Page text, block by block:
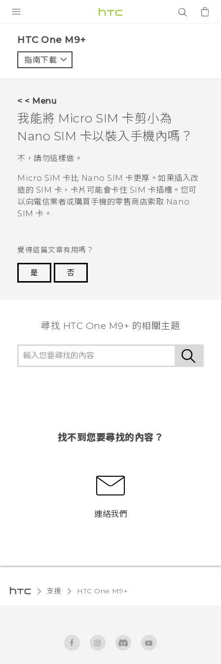
VIVE
VIVERSE
應用程式
支援服務
登入
HTC One M9+‎
指南下載
< < Menu
我能將 Micro SIM 卡剪小為
Nano SIM 卡以裝入手機內嗎？
不，請勿這樣做。
Micro SIM 卡比 Nano SIM 卡更厚。如果插入改
造的 SIM 卡，卡片可能會卡住 SIM 卡插槽。您可
以向電信業者或購買手機的零售商店索取 Nano
SIM 卡。
覺得這篇文章有用嗎？
是
否
尋找 HTC One M9+ 的相關主題
找不到您要尋找的內容？
連絡我們
支援 HTC One M9+‎